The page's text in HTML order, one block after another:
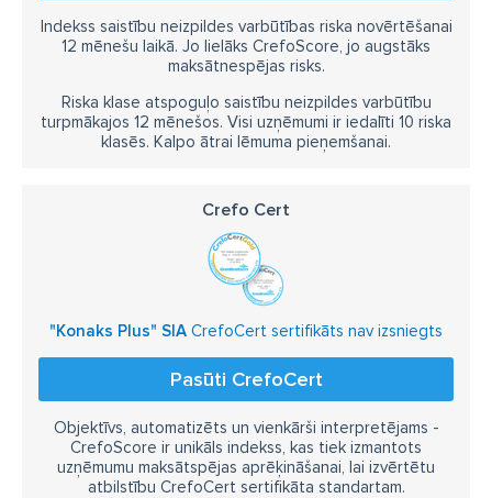
Indekss saistību neizpildes varbūtības riska novērtēšanai
12 mēnešu laikā. Jo lielāks CrefoScore, jo augstāks
maksātnespējas risks.
Riska klase atspoguļo saistību neizpildes varbūtību
turpmākajos 12 mēnešos. Visi uzņēmumi ir iedalīti 10 riska
klasēs. Kalpo ātrai lēmuma pieņemšanai.
Crefo Cert
"Konaks Plus" SIA CrefoCert sertifikāts nav izsniegts
Pasūti CrefoCert
Objektīvs, automatizēts un vienkārši interpretējams -
CrefoScore ir unikāls indekss, kas tiek izmantots
uzņēmumu maksātspējas aprēķināšanai, lai izvērtētu
atbilstību CrefoCert sertifikāta standartam.